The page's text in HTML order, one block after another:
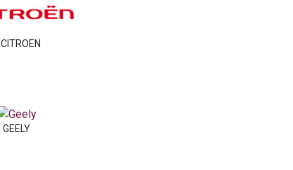
CITROEN
GEELY